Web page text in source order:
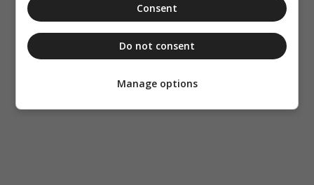
Consent
Do not consent
Manage options